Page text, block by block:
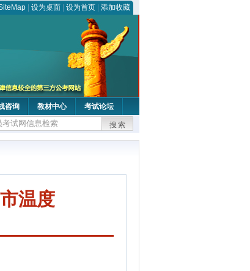
设为桌面 设为首页 添加收藏
咨询 教材中心 考试论坛
搜索
温度